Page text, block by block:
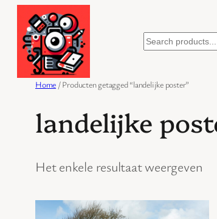
naar
inhoud
Search
Home / Producten getagged “landelijke poster”
landelijke
Het enkele resultaat weergeven